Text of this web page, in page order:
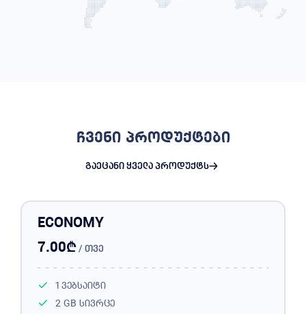
ჩვენი პროდუქტები
გაეცანი ყველა პროდუქტს
ECONOMY
7.00₾/ თვე
1 ვებსაიტი
2 GB სივრცე